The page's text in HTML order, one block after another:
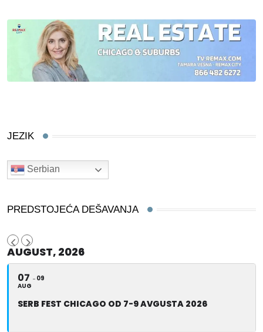
JEZIK
Serbian
PREDSTOJEĆA DEŠAVANJA
AUGUST, 2026
07
AUG
09
SERB FEST CHICAGO OD 7-9 AVGUSTA 2026